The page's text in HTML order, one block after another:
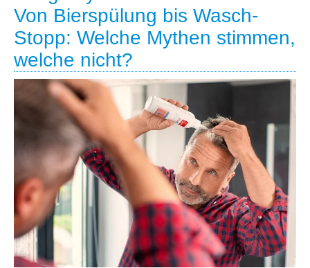
Von Bierspülung bis Wasch-
Stopp: Welche Mythen stimmen,
welche nicht?